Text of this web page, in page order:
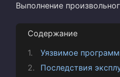
Выполнение
Содержание
Уязвимое
Последствия